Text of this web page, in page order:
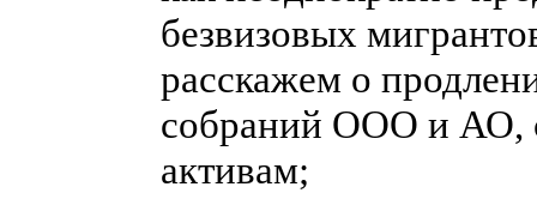
безвизовых
расскажем о
собраний ООО и АО,
активам;